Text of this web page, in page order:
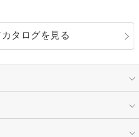
タログを見る